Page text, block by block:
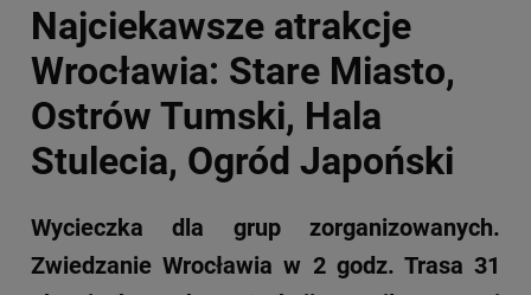
Najciekawsze atrakcje
Wrocławia: Stare Miasto,
Ostrów Tumski, Hala
Stulecia, Ogród Japoński
Wycieczka dla grup zorganizowanych.
Zwiedzanie Wrocławia w 2 godz. Trasa 31